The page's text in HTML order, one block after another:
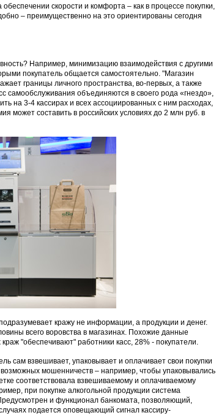
скорости и комфорта – как в процессе покупки,
– преимущественно на это ориентированы сегодня
Например, минимизацию взаимодействия с другими
покупатель общается самостоятельно. "Магазин
границы личного пространства, во-первых, а также
самообслуживания объединяются в своего рода «гнездо»,
на 3-4 кассирах и всех ассоциированных с ним расходах,
может составить в российских условиях до 2 млн руб. в
кражу не информации, а продукции и денег.
всего воровства в магазинах. Похожие данные
"обеспечивают" работники касс, 28% - покупатели.
сам взвешивает, упаковывает и оплачивает свои покупки
мошенничеств – например, чтобы упаковывались
соответствовала взвешиваемому и оплачиваемому
при покупке алкогольной продукции система
и функционал банкомата, позволяющий,
подается оповещающий сигнал кассиру-